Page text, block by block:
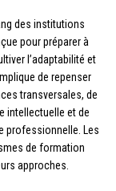
des institutions
pour préparer à
l’adaptabilité et
de repenser
transversales, de
intellectuelle et de
professionnelle. Les
de formation
approches.